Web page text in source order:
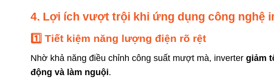
4. Lợi ích vượt trội khi ứng dụng công nghệ
1️⃣ Tiết kiệm năng lượng điện rõ rệt
Nhờ khả năng điều chỉnh công suất mượt mà, inverter giảm
động và làm nguội.